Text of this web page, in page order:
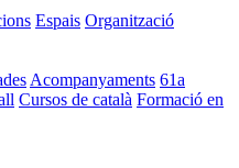
Espais Organització
Acompanyaments 61a
Cursos de català Formació en